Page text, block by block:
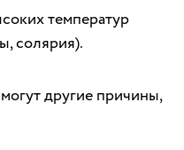
температур
солярия).
другие причины,